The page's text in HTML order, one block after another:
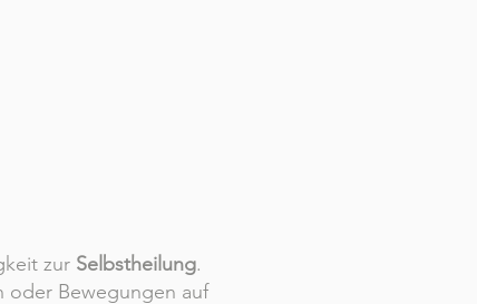
zur Selbstheilung.
oder Bewegungen auf